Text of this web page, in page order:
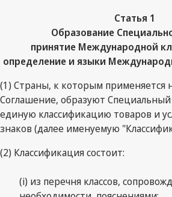
Статья 1
Образование
принятие Международной
определение и языки
(1) Страны, к которым применяется
Соглашение, образуют
единую классификацию товаров и
знаков (далее именуемую
(2) Классификация состоит:
(i) из перечня классов,